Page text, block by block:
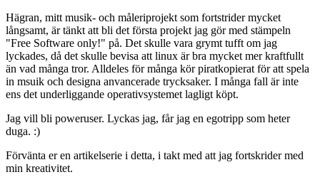
Hägran, mitt musik- och måleriprojekt som fortstrider mycket
långsamt, är tänkt att bli det första projekt jag gör med stämpeln
"Free Software only!" på. Det skulle vara grymt tufft om jag
lyckades, då det skulle bevisa att linux är bra mycket mer kraftfullt
än vad många tror. Alldeles för många kör piratkopierat för att spela
in msuik och designa anvancerade trycksaker. I många fall är inte
ens det underliggande operativsystemet lagligt köpt.
Jag vill bli poweruser. Lyckas jag, får jag en egotripp som heter
duga. :)
Förvänta er en artikelserie i detta, i takt med att jag fortskrider med
min kreativitet.